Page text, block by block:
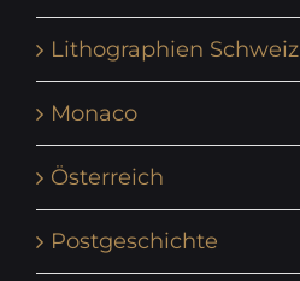
Lithographien Schweiz
Monaco
Österreich
Postgeschichte